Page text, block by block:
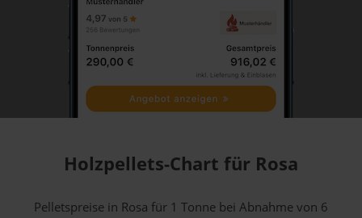
Holzpellets-Chart für Rosa
Pelletspreise in Rosa für 1 Tonne bei Abnahmevon 6